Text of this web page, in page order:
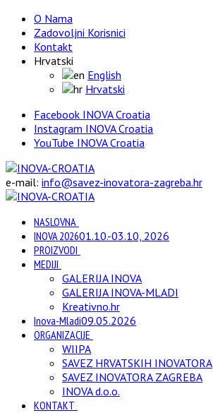
O Nama
Zadovoljni Korisnici
Kontakt
Hrvatski
English
Hrvatski
Facebook INOVA Croatia
Instagram INOVA Croatia
YouTube INOVA Croatia
e-mail: info@savez-inovatora-zagreba.hr
NASLOVNA
INOVA 202601.10.-03.10, 2026
PROIZVODI
MEDIJI
GALERIJA INOVA
GALERIJA INOVA-MLADI
Kreativno.hr
Inova-Mladi09.05.2026
ORGANIZACIJE
WIIPA
SAVEZ HRVATSKIH INOVATORA
SAVEZ INOVATORA ZAGREBA
INOVA d.o.o.
KONTAKT